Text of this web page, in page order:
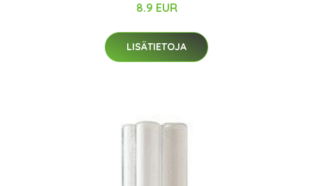
8.9 EUR
LISÄTIETOJA